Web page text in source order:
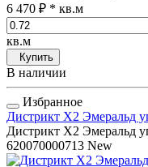
6 470 ₽ * кв.м
кв.м
Купить
В наличии
Избранное
Дистрикт Х2 Эмеральд
Дистрикт Х2 Эмеральд
620070000713 New